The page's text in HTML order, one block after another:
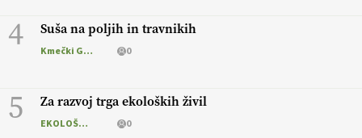
4 Suša na poljih in travnikih
Kmečki Glas 0
5 Za razvoj trga ekoloških živil
EKOLOŠKO LOGIČNO 0